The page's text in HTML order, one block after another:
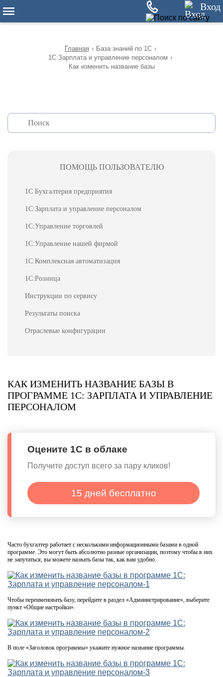
Вход
Главная › База знаний по 1С ›
1С:Зарплата и управление персоналом ›
Как изменить название базы
ПОМОЩЬ ПОЛЬЗОВАТЕЛЮ
1С Бухгалтерия предприятия
1С:Зарплата и управление персоналом
1С:Управление торговлей
1С:Управление нашей фирмой
1С:Комплексная автоматизация
1С:Розница
Инструкции по сервису
Результаты поиска
Отраслевые конфигурации
КАК ИЗМЕНИТЬ НАЗВАНИЕ БАЗЫ В
ПРОГРАММЕ 1С: ЗАРПЛАТА И УПРАВЛЕНИЕ
ПЕРСОНАЛОМ
Оцените 1С в облаке
Получите доступ всего за пару кликов!
15 дней бесплатно
Часто бухгалтер работает с несколькими информационными базами в одной
программе. Это могут быть абсолютно разные организации, поэтому чтобы в них
не запутаться, вы можете назвать базы так, как вам удобно.
Чтобы переименовать базу, перейдите в раздел «Администрирование», выберите
пункт «Общие настройки».
В поле «Заголовок программы» укажите нужное название программы.